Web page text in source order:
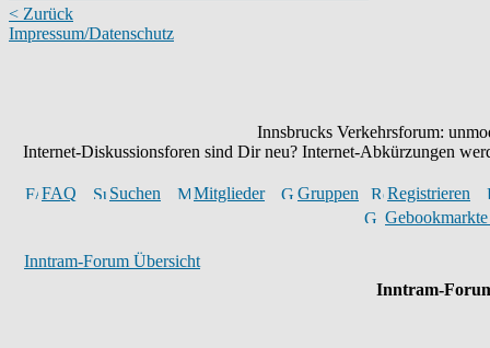
< Zurück
Impressum/Datenschutz
Innsbrucks Verkehrsforum:
Internet-Diskussionsforen sind Dir neu? Internet-Abkürzungen
FAQ Suchen Mitglieder Gruppen
Registrieren
Inntram-Forum Übersicht
Inntram-